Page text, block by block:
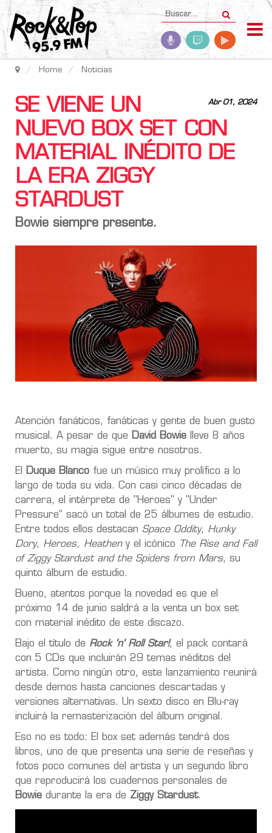
Home Noticias
Abr 01, 2024
SE VIENE UN
NUEVO BOX SET CON
MATERIAL INÉDITO DE
LA ERA ZIGGY
STARDUST
Bowie siempre presente.
Atención fanáticos, fanáticas y gente de buen gusto
musical. A pesar de que David Bowie lleve 8 años
muerto, su magia sigue entre nosotros.
El Duque Blanco fue un músico muy prolífico a lo
largo de toda su vida. Con casi cinco décadas de
carrera, el intérprete de "Heroes" y "Under
Pressure" sacó un total de 25 álbumes de estudio.
Entre todos ellos destacan Space Oddity, Hunky
Dory, Heroes, Heatheny el icónico
The Rise and Fall
of Ziggy Stardust and the Spiders from Mars, su
quinto álbum de estudio.
Bueno, atentos porque la novedad es que el
próximo 14 de junio saldrá a la venta un box set
con material inédito de este discazo.
Bajo el título de Rock 'n' Roll Star!, el pack contará
con 5 CDs que incluirán 29 temas inéditos del
artista. Como ningún otro, este lanzamiento reunirá
desde demos hasta canciones descartadas y
versiones alternativas. Un sexto disco en Blu-ray
incluirá la remasterización del álbum original.
Eso no es todo: El box set además tendrá dos
libros, uno de que presenta una serie de reseñas y
fotos poco comunes del artista y un segundo libro
que reproducirá los cuadernos personales de
Bowie durante la era de Ziggy Stardust.